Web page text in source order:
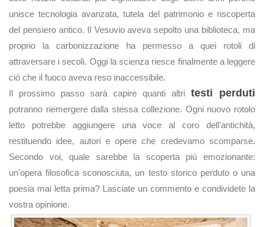
unisce tecnologia avanzata, tutela del patrimonio e riscoperta
del pensiero antico. Il Vesuvio aveva sepolto una biblioteca, ma
proprio la carbonizzazione ha permesso a quei rotoli di
attraversare i secoli. Oggi la scienza riesce finalmente a leggere
ciò che il fuoco aveva reso inaccessibile.
Il prossimo passo sarà capire quanti altri testi perduti
potranno riemergere dalla stessa collezione. Ogni nuovo rotolo
letto potrebbe aggiungere una voce al coro dell'antichità,
restituendo idee, autori e opere che credevamo scomparse.
Secondo voi, quale sarebbe la scoperta più emozionante:
un'opera filosofica sconosciuta, un testo storico perduto o una
poesia mai letta prima? Lasciate un commento e condividete la
vostra opinione.